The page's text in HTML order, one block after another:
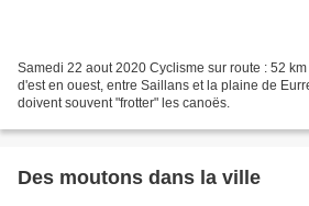
Samedi 22 aout 2020 Cyclisme sur route : 52 km
d'est en ouest, entre Saillans et la plaine de
doivent souvent "frotter" les canoës.
Des moutons dans la ville